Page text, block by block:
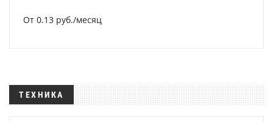
От 0.13 руб./месяц
ТЕХНИКА